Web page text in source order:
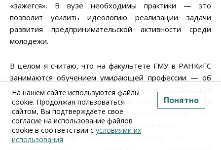
«зажегся». В вузе необходимы практики — это
позволит усилить идеологию реализации задачи
развития предпринимательской активности среди
молодежи.
В целом я считаю, что на факультете ГМУ в РАНКиГС
занимаются обучением умирающей профессии — об
этом я говорил неоднократно. Городская
администрация, администрация поселений сегодня
должна выстраиваться как предпринимательская
компания, оказывающая качественные услуги.
Примеров этому пока нет. Между тем, все
На нашем сайте используются файлы
cookie. Продолжая пользоваться
сайтом, Вы подтверждаете свое
согласие на использование файлов
cookie в соответствии с условиями их
использования
Понятно